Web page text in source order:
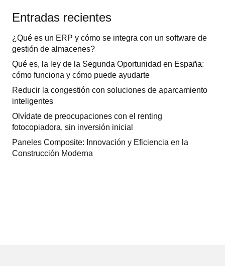
Entradas recientes
¿Qué es un ERP y cómo se integra con un software de
gestión de almacenes?
Qué es, la ley de la Segunda Oportunidad en España:
cómo funciona y cómo puede ayudarte
Reducir la congestión con soluciones de aparcamiento
inteligentes
Olvídate de preocupaciones con el renting
fotocopiadora, sin inversión inicial
Paneles Composite: Innovación y Eficiencia en la
Construcción Moderna